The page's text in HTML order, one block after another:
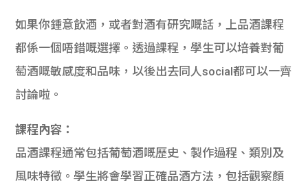
如果你鍾意飲酒，或者對酒有研究嘅話，上品酒課程
都係一個唔錯嘅選擇。透過課程，學生可以培養對葡
萄酒嘅敏感度和品味，以後出去同人social都可以一齊
討論啦。
課程內容：
品酒課程通常包括葡萄酒嘅歷史、製作過程、類別及
風味特徵。學生將會學習正確品酒方法，包括觀察顏